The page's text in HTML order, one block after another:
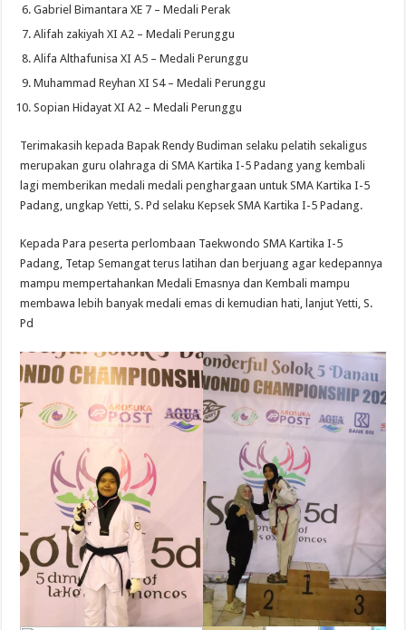
Gabriel Bimantara XE 7 – Medali Perak
Alifah zakiyah XI A2 – Medali Perunggu
Alifa Althafunisa XI A5 – Medali Perunggu
Muhammad Reyhan XI S4 – Medali Perunggu
Sopian Hidayat XI A2 – Medali Perunggu
Terimakasih kepada Bapak Rendy Budiman selaku pelatih sekaligus
merupakan guru olahraga di SMA Kartika I-5 Padang yang kembali
lagi memberikan medali medali penghargaan untuk SMA Kartika I-5
Padang, ungkap Yetti, S. Pd selaku Kepsek SMA Kartika I-5 Padang.
Kepada Para peserta perlombaan Taekwondo SMA Kartika I-5
Padang, Tetap Semangat terus latihan dan berjuang agar kedepannya
mampu mempertahankan Medali Emasnya dan Kembali mampu
membawa lebih banyak medali emas di kemudian hati, lanjut Yetti, S.
Pd